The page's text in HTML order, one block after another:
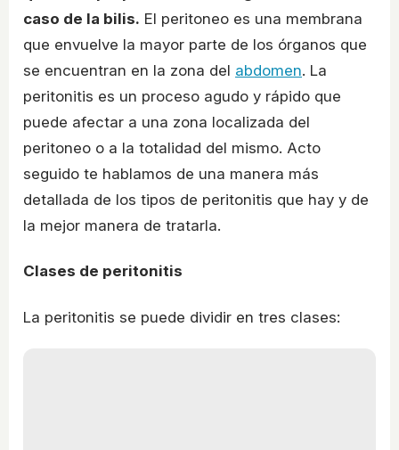
caso de la bilis. El peritoneo es una membrana
que envuelve la mayor parte de los órganos que
se encuentran en la zona del abdomen. La
peritonitis es un proceso agudo y rápido que
puede afectar a una zona localizada del
peritoneo o a la totalidad del mismo. Acto
seguido te hablamos de una manera más
detallada de los tipos de peritonitis que hay y de
la mejor manera de tratarla.
Clases de peritonitis
La peritonitis se puede dividir en tres clases: